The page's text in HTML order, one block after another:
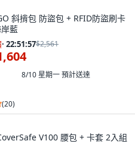
斜揹包 防盜包 + RFID防盜刷卡
藍
· 22:51:55$2,561
8/10 星期一預計送達
(20)
V100 腰包 + 卡套 2入組